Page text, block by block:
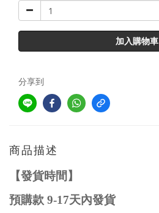
加入購物車
分享到
商品描述
【發貨時間】
預購款 9-17天內發貨